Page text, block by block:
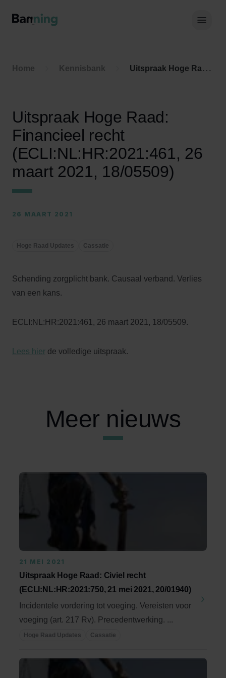
Home Kennisbank Uitspraak Hoge Raad: Financieel recht (ECLI:NL:HR:2021:461, 26 maart 2021, 18/05509)
Uitspraak Hoge Raad:
Financieel recht
(ECLI:NL:HR:2021:461, 26
maart 2021, 18/05509)
26 MAART 2021
Hoge Raad Updates Cassatie
Schending zorgplicht bank. Causaal verband. Verlies
van een kans.
ECLI:NL:HR:2021:461, 26 maart 2021, 18/05509.
Lees hier de volledige uitspraak.
Meer nieuws
21 MEI 2021
Uitspraak Hoge Raad: Civiel recht
(ECLI:NL:HR:2021:750, 21 mei 2021, 20/01940)
Incidentele vordering tot voeging. Vereisten voor
voeging (art. 217 Rv). Precedentwerking. ...
Hoge Raad Updates Cassatie